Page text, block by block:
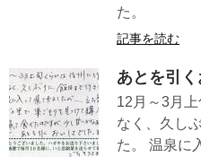
記事を読む
あとを引
12月～3月
なく、久し
た。 温泉に